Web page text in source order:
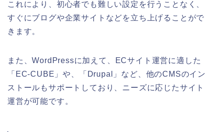
これにより、初心者でも難しい設定を行うことなく、
すぐにブログや企業サイトなどを立ち上げることがで
きます。
また、WordPressに加えて、ECサイト運営に適した
「EC-CUBE」や、「Drupal」など、他のCMSのイン
ストールもサポートしており、ニーズに応じたサイト
運営が可能です。